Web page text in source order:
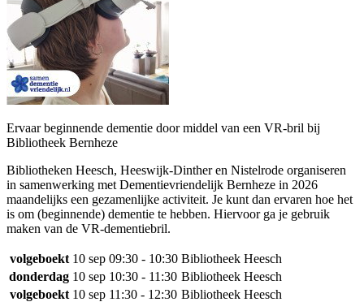
Ervaar beginnende dementie door middel van een VR-bril bij
Bibliotheek Bernheze
Bibliotheken Heesch, Heeswijk-Dinther en Nistelrode organiseren
in samenwerking met Dementievriendelijk Bernheze in 2026
maandelijks een gezamenlijke activiteit. Je kunt dan ervaren hoe het
is om (beginnende) dementie te hebben. Hiervoor ga je gebruik
maken van de VR-dementiebril.
volgeboekt 10 sep 09:30 - 10:30 Bibliotheek Heesch
donderdag 10 sep 10:30 - 11:30 Bibliotheek Heesch
volgeboekt 10 sep 11:30 - 12:30 Bibliotheek Heesch